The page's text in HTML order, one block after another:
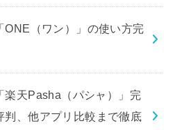
ONE（ワン）」の使い方完
楽天Pasha（パシャ）」完
判、他アプリ比較まで徹底